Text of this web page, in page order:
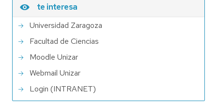
te interesa
Universidad Zaragoza
Facultad de Ciencias
Moodle Unizar
Webmail Unizar
Login (INTRANET)